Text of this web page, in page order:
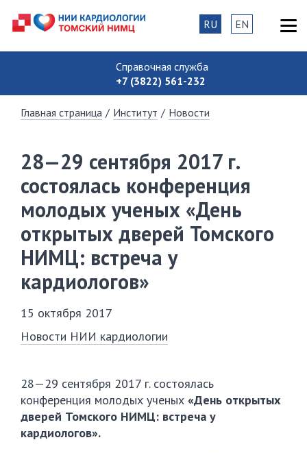
Справочная служба
+7 (3822) 561-232
RU EN
Главная страница / Институт / Новости
28—29 сентября 2017 г.
состоялась конференция
молодых ученых «День
открытых дверей Томского
НИМЦ: встреча у
кардиологов»
15 октября 2017
Новости НИИ кардиологии
28—29 сентября 2017 г. состоялась
конференция молодых ученых «День открытых
дверей Томского НИМЦ: встреча у
кардиологов».